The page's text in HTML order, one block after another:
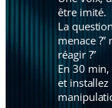
être imité.
La
menace
réagir ?”
En 30
et installez